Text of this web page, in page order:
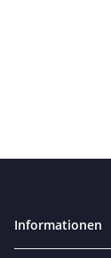
Informationen